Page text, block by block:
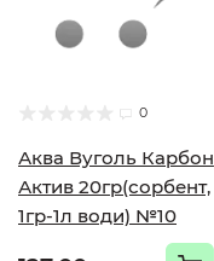
0
Аква Вуголь Карбон
Актив 20гр(сорбент,
1гр-1л води) №10